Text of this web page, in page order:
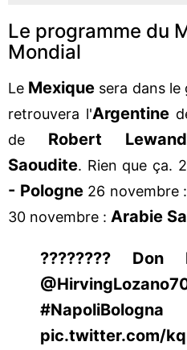
Le programme du
Mondial
Le Mexique sera dans le
retrouvera l'Argentine
de Robert
Saoudite. Rien que ça.
- Pologne26 novembre :
30 novembre : Arabie
???????? Don
#NapoliBologna
pic.twitter.com/